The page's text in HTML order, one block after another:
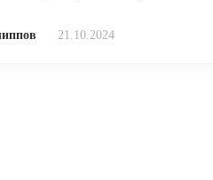
21.10.2024